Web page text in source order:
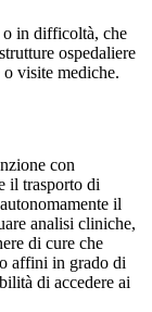
o in difficoltà, che
ospedaliere
visite mediche.
con
il trasporto di
il
analisi cliniche,
di cure che
affini in grado di
di accedere ai